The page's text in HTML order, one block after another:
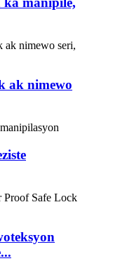
ak nimewo